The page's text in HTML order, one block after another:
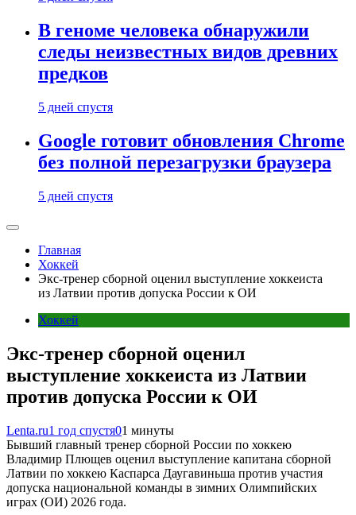
В геноме человека обнаружили
следы неизвестных видов древних
предков
5 дней спустя
Google готовит обновления Chrome
без полной перезагрузки браузера
5 дней спустя
Главная
Хоккей
Экс-тренер сборной оценил выступление хоккеиста
из Латвии против допуска России к ОИ
Хоккей
Экс-тренер сборной оценил
выступление хоккеиста из Латвии
против допуска России к ОИ
Lenta.ru1 год спустя01 минуты
Бывший главный тренер сборной России по хоккею
Владимир Плющев оценил выступление капитана сборной
Латвии по хоккею Каспарса Даугавиньша против участия
допуска национальной команды в зимних Олимпийских
играх (ОИ) 2026 года.